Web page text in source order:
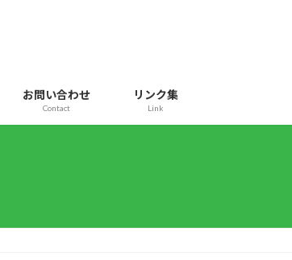
お問い合わせ
Contact
リンク集
Link